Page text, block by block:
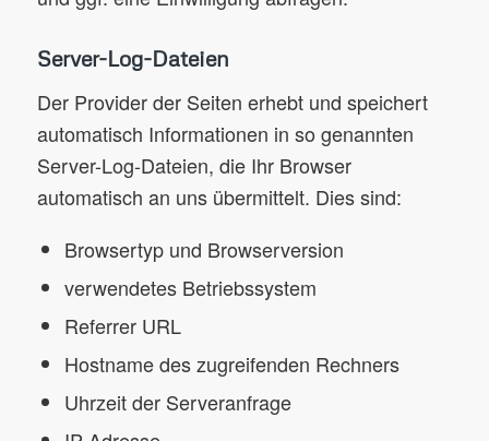
Server-Log-Dateien
Der Provider der Seiten erhebt und speichert
automatisch Informationen in so genannten
Server-Log-Dateien, die Ihr Browser
automatisch an uns übermittelt. Dies sind:
Browsertyp und Browserversion
verwendetes Betriebssystem
Referrer URL
Hostname des zugreifenden Rechners
Uhrzeit der Serveranfrage